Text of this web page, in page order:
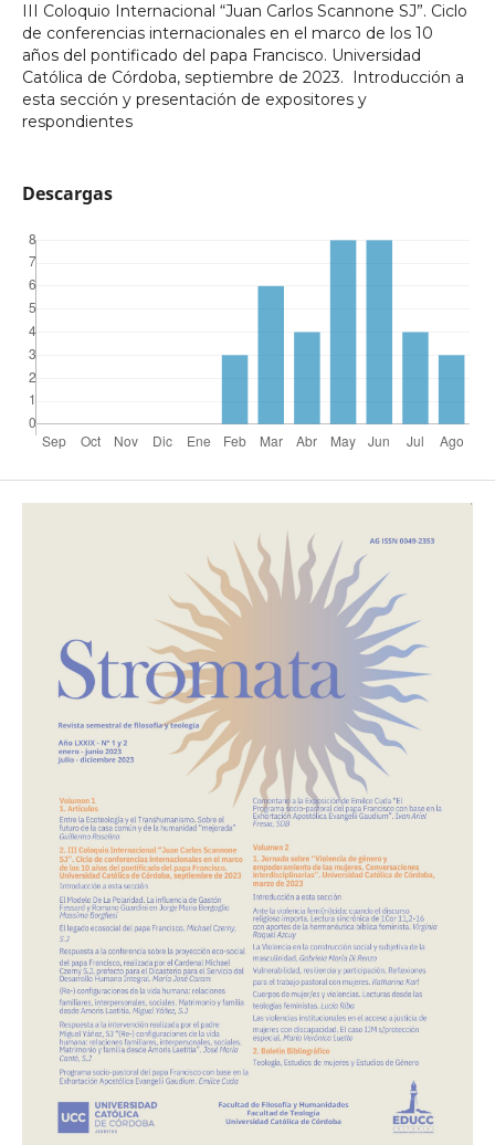
III Coloquio Internacional “Juan Carlos Scannone SJ”. Ciclo
de conferencias internacionales en el marco de los 10
años del pontificado del papa Francisco. Universidad
Católica de Córdoba, septiembre de 2023. Introducción a
esta sección y presentación de expositores y
respondientes
Descargas